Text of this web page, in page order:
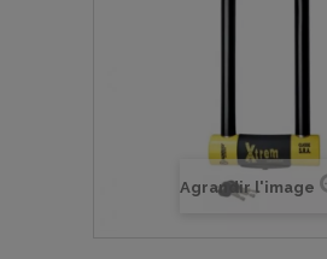
Agrandir l'image